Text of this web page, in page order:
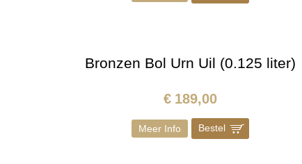
Bronzen Bol Urn Uil (0.125 liter)
€ 189,00
Meer Info Bestel ]